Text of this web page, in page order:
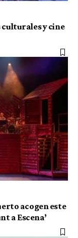
y cine
acogen este
a Escena’